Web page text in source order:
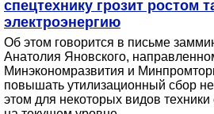
спецтехнику грозит ростом
электроэнергию
Об этом говорится в письме
Анатолия Яновского,
Минэкономразвития и
повышать утилизационный сбор
этом для некоторых видов техники